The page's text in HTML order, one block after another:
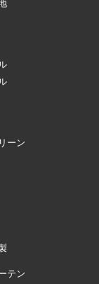
ーン
テン